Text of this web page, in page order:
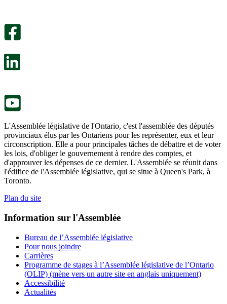
L'Assemblée législative de l'Ontario, c'est l'assemblée des députés
provinciaux élus par les Ontariens pour les représenter, eux et leur
circonscription. Elle a pour principales tâches de débattre et de voter
les lois, d'obliger le gouvernement à rendre des comptes, et
d'approuver les dépenses de ce dernier. L'Assemblée se réunit dans
l'édifice de l'Assemblée législative, qui se situe à Queen's Park, à
Toronto.
Plan du site
Information sur l'Assemblée
Bureau de l’Assemblée législative
Pour nous joindre
Carrières
Programme de stages à l’Assemblée législative de l’Ontario
(OLIP) (mène vers un autre site en anglais uniquement)
Accessibilité
Actualités